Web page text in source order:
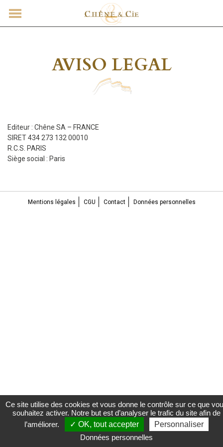
CONTACT
AVISO LEGAL
Editeur : Chêne SA – FRANCE
SIRET 434 273 132 00010
R.C.S. PARIS
Siège social : Paris
Mentions légales CGU Contact Données personnelles
Ce site utilise des cookies et vous donne le contrôle sur ce que
souhaitez activer. Notre but est d’analyser le trafic du site afin de
l’améliorer.
✓ OK, tout accepter
Personnaliser
Données personnelles